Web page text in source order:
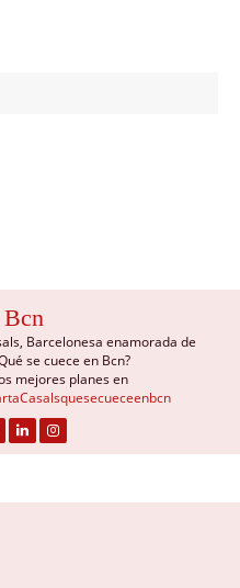
Bcn
Barcelonesa enamorada de
se cuece en Bcn?
mejores planes en